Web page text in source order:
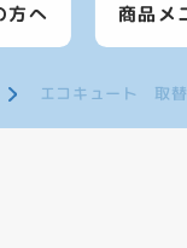
方へ 商品メ
エコキュート 取